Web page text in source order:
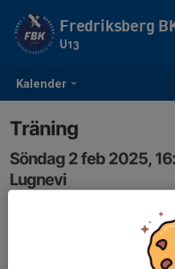
Kalender
Fredriksberg
U13
Träning
Söndag 2 feb 2025,
Lugnevi